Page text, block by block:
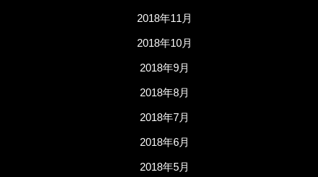
2018年11月
2018年10月
2018年9月
2018年8月
2018年7月
2018年6月
2018年5月